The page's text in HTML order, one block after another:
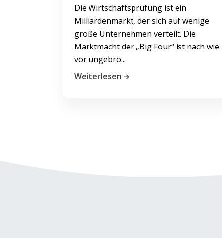
Die Wirtschaftsprüfung ist ein
Milliardenmarkt, der sich auf wenige
große Unternehmen verteilt. Die
Marktmacht der „Big Four“ ist nach wie
vor ungebro...
Weiterlesen